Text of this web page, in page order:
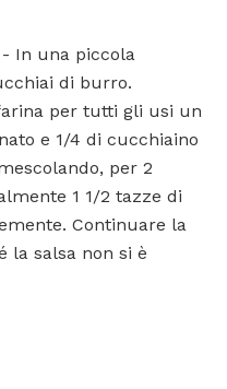
- In una piccola
di burro.
per tutti gli usi un
e 1/4 di cucchiaino
per 2
1 1/2 tazze di
Continuare la
la salsa non si è